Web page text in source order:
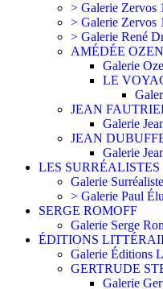
> Galerie Zervos
> Galerie Zervos
> Galerie René
AMÉDÉE
Galerie
LE
JEAN
Galerie
JEAN
Galerie
LES SURRÉALISTES
Galerie
> Galerie Paul
SERGE ROMOFF
Galerie Serge
ÉDITIONS
Galerie Éditions
GERTRUDE
Galerie